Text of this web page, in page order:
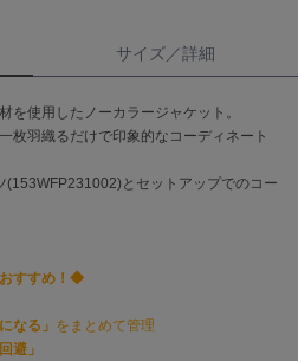
サイズ／詳細
を使用したノーカラージャケット。
枚羽織るだけで印象的なコーディネート
(153WFP231002)とセットアップでのコー
すすめ！◆
なる」 をまとめて管理
避」